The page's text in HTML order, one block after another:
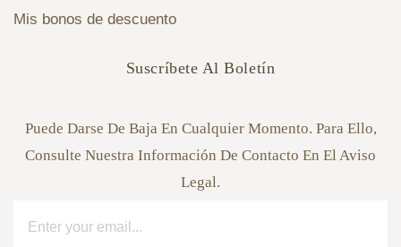
Mis bonos de descuento
Suscríbete Al Boletín
Puede Darse De Baja En Cualquier Momento. Para Ello,
Consulte Nuestra Información De Contacto En El Aviso
Legal.